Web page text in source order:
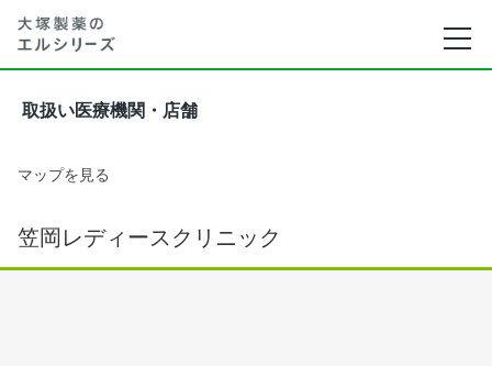
取扱い医療機関・店舗
マップを見る
笠岡レディースクリニック